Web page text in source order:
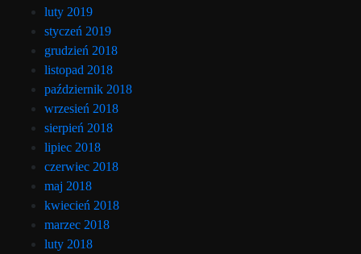
luty 2019
styczeń 2019
grudzień 2018
listopad 2018
październik 2018
wrzesień 2018
sierpień 2018
lipiec 2018
czerwiec 2018
maj 2018
kwiecień 2018
marzec 2018
luty 2018